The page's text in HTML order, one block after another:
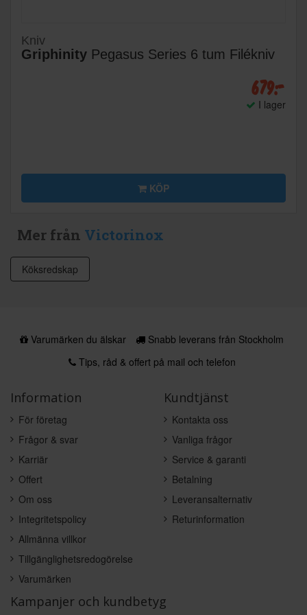
Kniv
Griphinity Pegasus Series 6 tum Filékniv
679:-
I lager
KÖP
Mer från Victorinox
Köksredskap
Varumärken du älskar
Snabb leverans från Stockholm
Tips, råd & offert på mail och telefon
Information
För företag
Frågor & svar
Karriär
Offert
Om oss
Integritetspolicy
Allmänna villkor
Tillgänglighetsredogörelse
Varumärken
Kundtjänst
Kontakta oss
Vanliga frågor
Service & garanti
Betalning
Leveransalternativ
Returinformation
Kampanjer och kundbetyg